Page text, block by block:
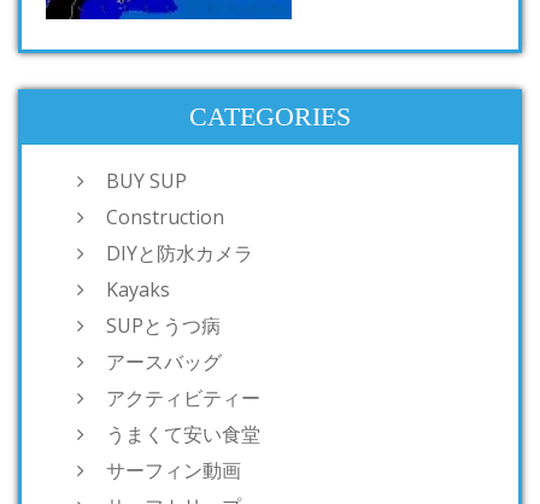
CATEGORIES
BUY SUP
Construction
DIYと防水カメラ
Kayaks
SUPとうつ病
アースバッグ
アクティビティー
うまくて安い食堂
サーフィン動画